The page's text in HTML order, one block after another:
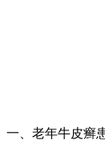
一、老年牛皮癣